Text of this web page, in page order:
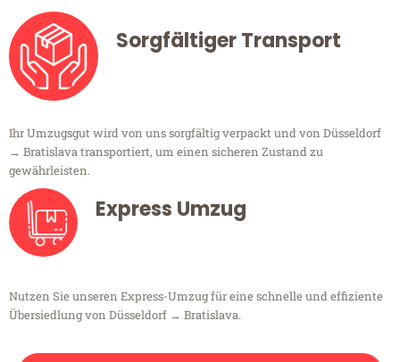
Sorgfältiger Transport
Ihr Umzugsgut wird von uns sorgfältig verpackt und von Düsseldorf
→ Bratislava transportiert, um einen sicheren Zustand zu
gewährleisten.
Express Umzug
Nutzen Sie unseren Express-Umzug für eine schnelle und effiziente
Übersiedlung von Düsseldorf → Bratislava.